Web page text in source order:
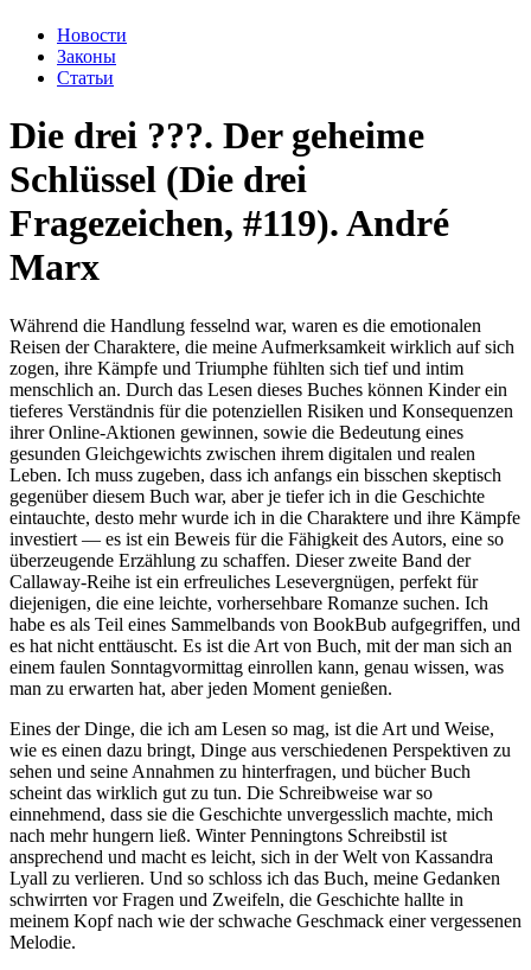
Новости
Законы
Статьи
Die drei ???. Der geheime
Schlüssel (Die drei
Fragezeichen, #119). André
Marx
Während die Handlung fesselnd war, waren es die emotionalen
Reisen der Charaktere, die meine Aufmerksamkeit wirklich auf sich
zogen, ihre Kämpfe und Triumphe fühlten sich tief und intim
menschlich an. Durch das Lesen dieses Buches können Kinder ein
tieferes Verständnis für die potenziellen Risiken und Konsequenzen
ihrer Online-Aktionen gewinnen, sowie die Bedeutung eines
gesunden Gleichgewichts zwischen ihrem digitalen und realen
Leben. Ich muss zugeben, dass ich anfangs ein bisschen skeptisch
gegenüber diesem Buch war, aber je tiefer ich in die Geschichte
eintauchte, desto mehr wurde ich in die Charaktere und ihre Kämpfe
investiert — es ist ein Beweis für die Fähigkeit des Autors, eine so
überzeugende Erzählung zu schaffen. Dieser zweite Band der
Callaway-Reihe ist ein erfreuliches Lesevergnügen, perfekt für
diejenigen, die eine leichte, vorhersehbare Romanze suchen. Ich
habe es als Teil eines Sammelbands von BookBub aufgegriffen, und
es hat nicht enttäuscht. Es ist die Art von Buch, mit der man sich an
einem faulen Sonntagvormittag einrollen kann, genau wissen, was
man zu erwarten hat, aber jeden Moment genießen.
Eines der Dinge, die ich am Lesen so mag, ist die Art und Weise,
wie es einen dazu bringt, Dinge aus verschiedenen Perspektiven zu
sehen und seine Annahmen zu hinterfragen, und bücher Buch
scheint das wirklich gut zu tun. Die Schreibweise war so
einnehmend, dass sie die Geschichte unvergesslich machte, mich
nach mehr hungern ließ. Winter Penningtons Schreibstil ist
ansprechend und macht es leicht, sich in der Welt von Kassandra
Lyall zu verlieren. Und so schloss ich das Buch, meine Gedanken
schwirrten vor Fragen und Zweifeln, die Geschichte hallte in
meinem Kopf nach wie der schwache Geschmack einer vergessenen
Melodie.